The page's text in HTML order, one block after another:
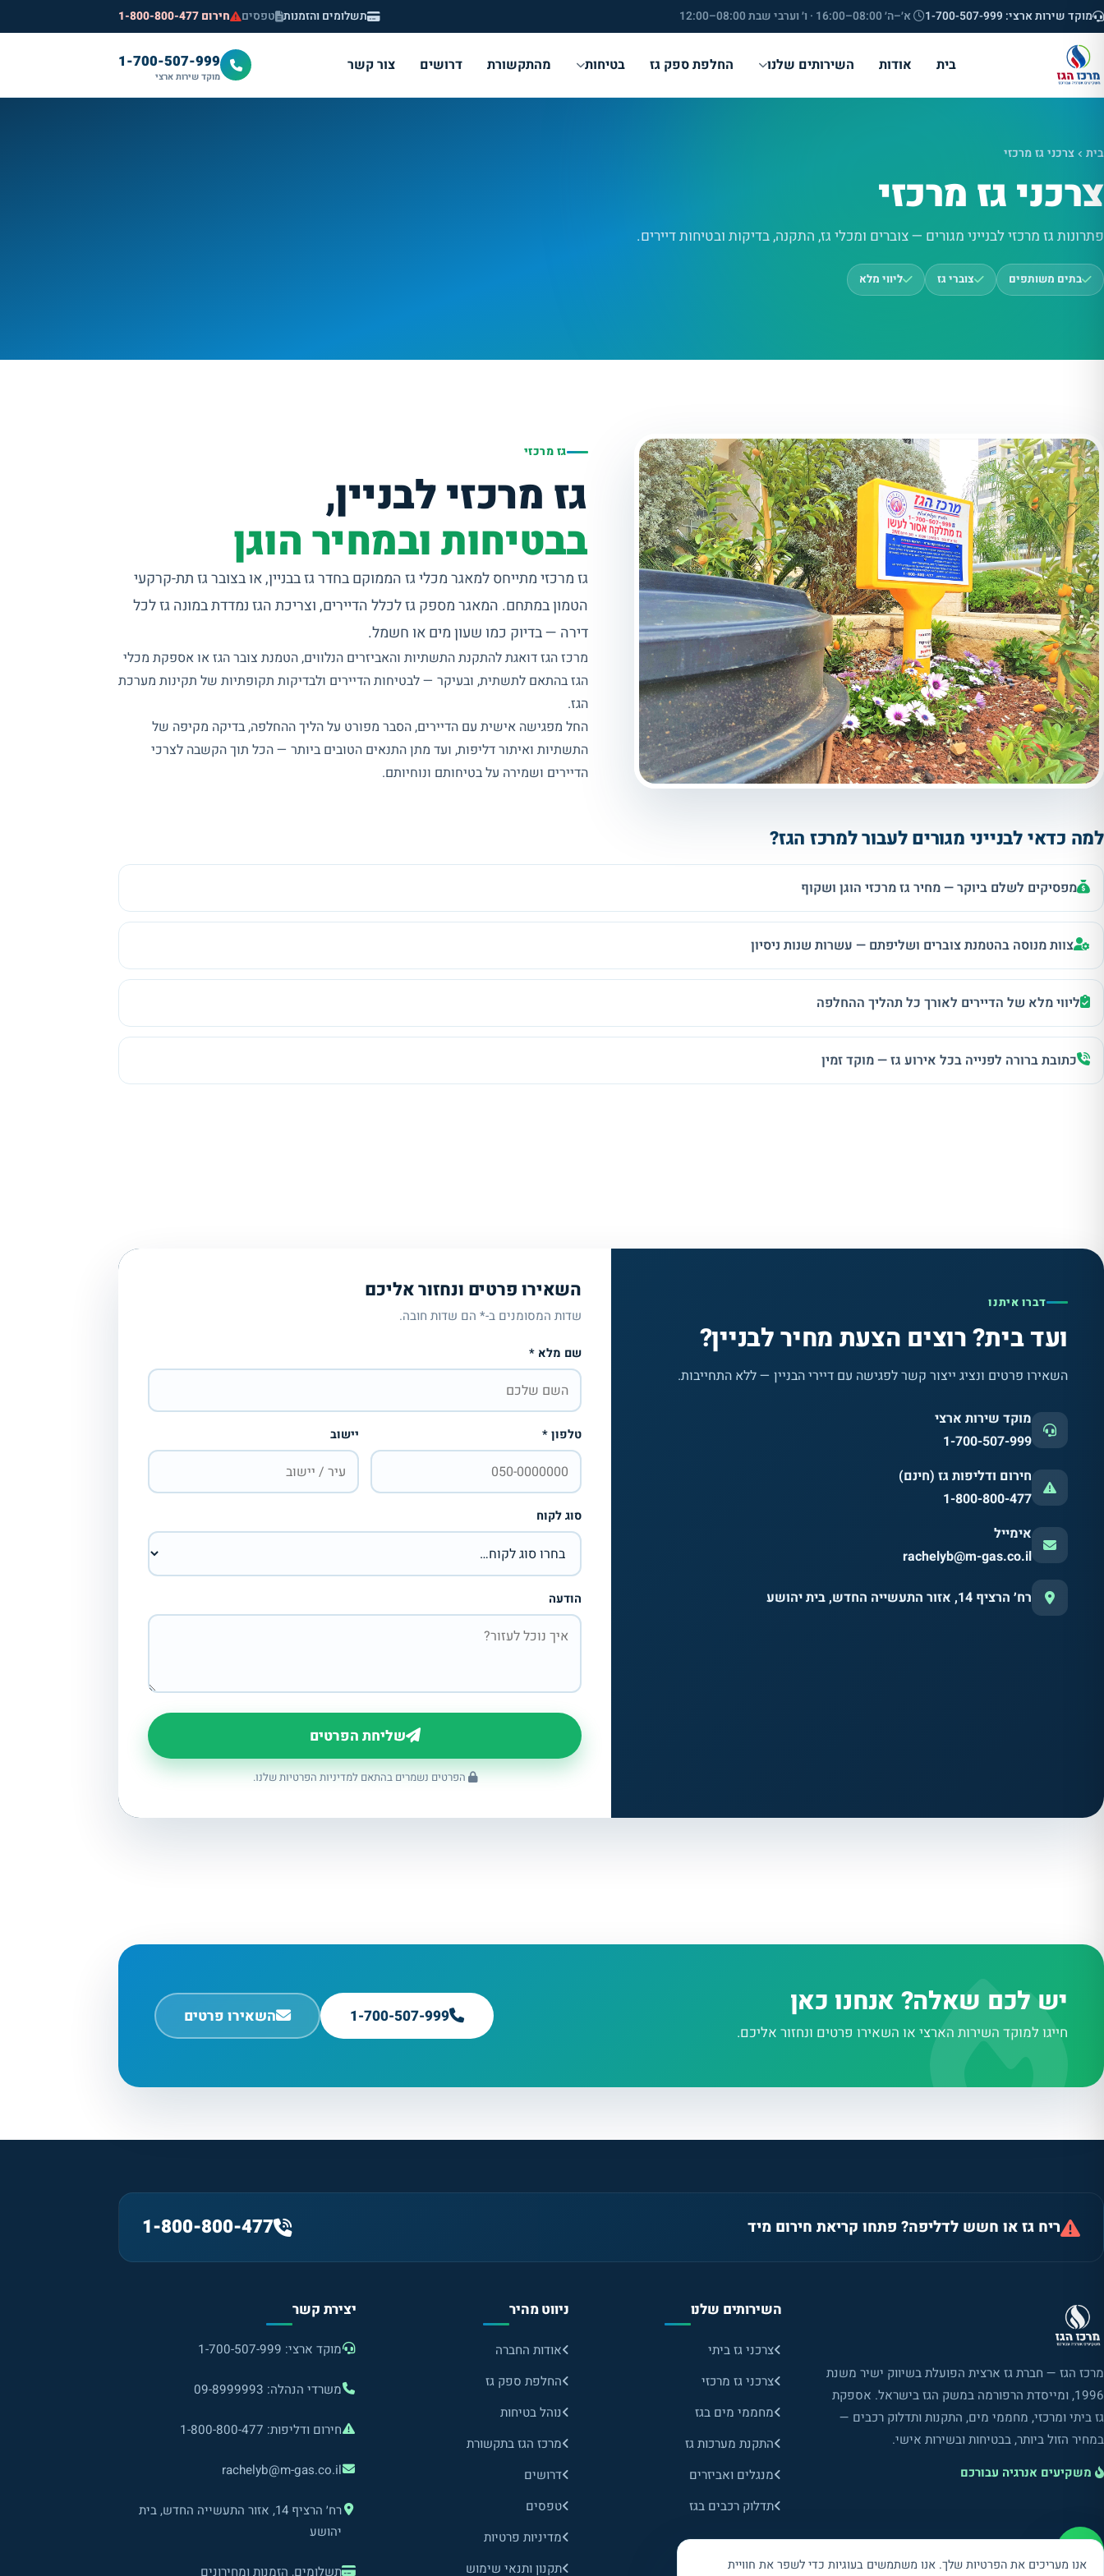
מוקד שירות ארצי: 1-700-507-999 א׳–ה׳ 08:00–16:00 · ו׳ וערבי שבת 08:00–12:00 תשלומים והזמנות טפסים חירום 1-800-800-477
בית אודות השירותים שלנו החלפת ספק גז בטיחות מהתקשורת דרושים צור קשר 1-700-507-999
מוקד שירות ארצי
בית צרכני גז מרכזי
צרכני גז מרכזי
פתרונות גז מרכזי לבנייני מגורים — צוברים ומכלי גז, התקנה, בדיקות ובטיחות דיירים.
בתים משותפים צוברי גז ליווי מלא
גז מרכזי
גז מרכזי לבניין,
בבטיחות ובמחיר הוגן
גז מרכזי מתייחס למאגר מכלי גז הממוקם בחדר גז בבניין, או בצובר גז תת-קרקעי
הטמון במתחם. המאגר מספק גז לכלל הדיירים, וצריכת הגז נמדדת במונה גז לכל
דירה — בדיוק כמו שעון מים או חשמל.
מרכז הגז דואגת להתקנת התשתיות והאביזרים הנלווים, הטמנת צובר הגז או אספקת מכלי
הגז בהתאם לתשתית, ובעיקר — לבטיחות הדיירים ולבדיקות תקופתיות של תקינות מערכת
הגז.
החל מפגישה אישית עם הדיירים, הסבר מפורט על הליך ההחלפה, בדיקה מקיפה של
התשתיות ואיתור דליפות, ועד מתן התנאים הטובים ביותר — הכל תוך הקשבה לצרכי
הדיירים ושמירה על בטיחותם ונוחיותם.
למה כדאי לבנייני מגורים לעבור למרכז הגז?
מפסיקים לשלם ביוקר — מחיר גז מרכזי הוגן ושקוף
צוות מנוסה בהטמנת צוברים ושליפתם — עשרות שנות ניסיון
ליווי מלא של הדיירים לאורך כל תהליך ההחלפה
כתובת ברורה לפנייה בכל אירוע גז — מוקד זמין
דברו איתנו
ועד בית? רוצים הצעת מחיר לבניין?
השאירו פרטים ונציג ייצור קשר לפגישה עם דיירי הבניין — ללא התחייבות.
מוקד שירות ארצי
1-700-507-999
חירום ודליפות גז (חינם)
1-800-800-477
אימייל
rachelyb@m-gas.co.il
רח׳ הרציף 14, אזור התעשייה החדש, בית יהושע
השאירו פרטים ונחזור אליכם
שדות המסומנים ב-* הם שדות חובה.
שם מלא *
טלפון * יישוב
סוג לקוח
הודעה
שליחת הפרטים
הפרטים נשמרים בהתאם למדיניות הפרטיות שלנו.
יש לכם שאלה? אנחנו כאן
חייגו למוקד השירות הארצי או השאירו פרטים ונחזור אליכם.
1-700-507-999 השאירו פרטים
ריח גז או חשש לדליפה? פתחו קריאת חירום מיד 1-800-800-477
מרכז הגז — חברת גז ארצית הפועלת בשיווק ישיר משנת
1996, ומייסדת הרפורמה במשק הגז בישראל. אספקת
גז ביתי ומרכזי, מחממי מים, התקנות ותדלוק רכבים —
במחיר הזול ביותר, בבטיחות ובשירות אישי.
משקיעים אנרגיה עבורכם
השירותים שלנו
צרכני גז ביתי
צרכני גז מרכזי
מחממי מים בגז
התקנת מערכות גז
מנגלים ואביזרים
תדלוק רכבים בגז
ניווט מהיר
אודות החברה
החלפת ספק גז
נוהל בטיחות
מרכז הגז בתקשורת
דרושים
טפסים
מדיניות פרטיות
תקנון ותנאי שימוש
יצירת קשר
מוקד ארצי: 1-700-507-999
משרדי הנהלה: 09-8999993
חירום ודליפות: 1-800-800-477
rachelyb@m-gas.co.il
רח׳ הרציף 14, אזור התעשייה החדש, בית
יהושע
תשלומים, הזמנות ומחירונים אנו מעריכים את הפרטיות שלך. אנו משתמשים בעוגיות כדי לשפר את חוויית